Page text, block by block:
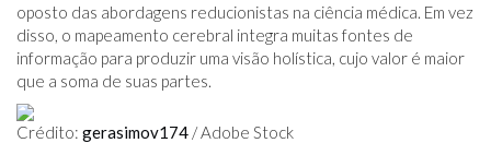
oposto das abordagens reducionistas na ciência médica. Em vez
disso, o mapeamento cerebral integra muitas fontes de
informação para produzir uma visão holística, cujo valor é maior
que a soma de suas partes.
Crédito: gerasimov174 / Adobe Stock